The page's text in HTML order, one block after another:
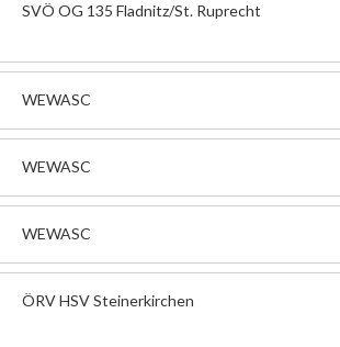
SVÖ OG 135 Fladnitz/St. Ruprecht
WEWASC
WEWASC
WEWASC
ÖRV HSV Steinerkirchen